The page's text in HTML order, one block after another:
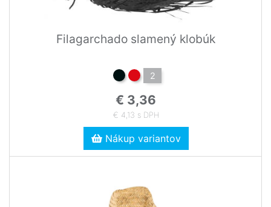
Filagarchado slamený klobúk
2
€ 3,36
€ 4,13 s DPH
Nákup variantov